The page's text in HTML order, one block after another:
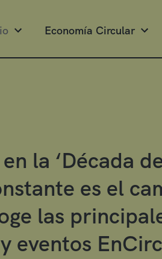
Economía Circular
la ‘Década
es el
las
eventos